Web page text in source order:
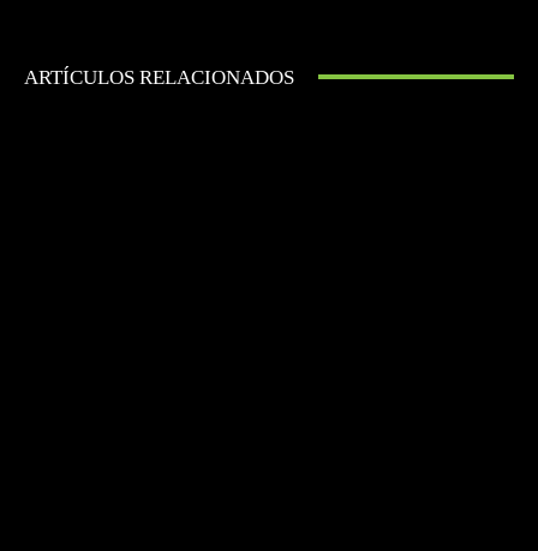
ARTÍCULOS RELACIONADOS